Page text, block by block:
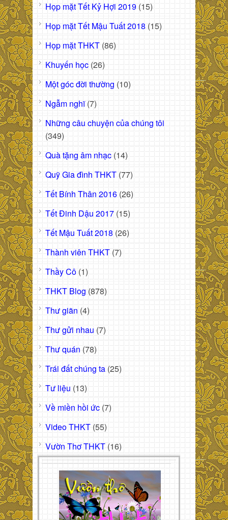
Họp mặt Tết Kỷ Hợi 2019 (15)
Họp mặt Tết Mậu Tuất 2018 (15)
Họp mặt THKT (86)
Khuyến học (26)
Một góc đời thường (10)
Ngẫm nghĩ(7)
Những câu chuyện của chúng tôi
(349)
Quà tặng âm nhạc (14)
Quỹ Gia đình THKT (77)
Tết Bính Thân 2016 (26)
Tết Đinh Dậu 2017 (15)
Tết Mậu Tuất 2018 (26)
Thành viên THKT (7)
Thầy Cô (1)
THKT Blog (878)
Thư giãn (4)
Thư gửi nhau (7)
Thư quán (78)
Trái đất chúng ta (25)
Tư liệu (13)
Về miền hồi ức (7)
Video THKT (55)
Vườn Thơ THKT (16)